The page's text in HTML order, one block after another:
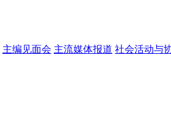
主编见面会 主流媒体报道 社会活动与